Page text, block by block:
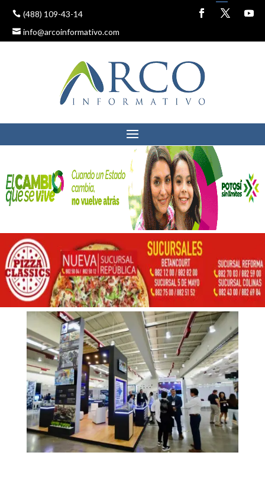
(488) 109-43-14
info@arcoinformativo.com
 Inicio 5 Noticias Estado
SAN LUIS POTOSÍ SERÁ SEDE DE EVENTO MUNDIAL
AUTOMOTRIZ
SAN LUIS POTOSÍ SERÁ
SEDE DE EVENTO
MUNDIAL AUTOMOTRIZ
Destacadas |Noticias Estado
31 mayo, 2024